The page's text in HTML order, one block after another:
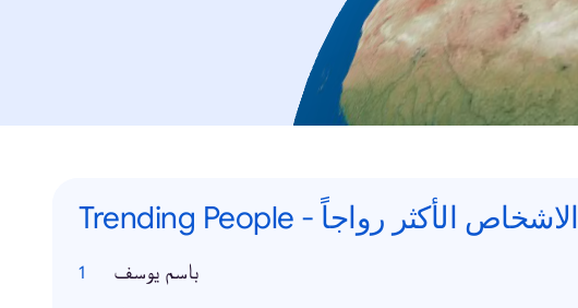
Trending People - الاشخاص الأكثر رواجاً
باسم يوسف